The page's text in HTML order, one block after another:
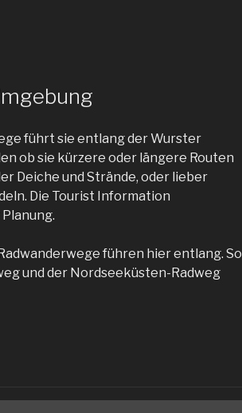
führt sie entlang der Wurster
ob sie kürzere oder längere Routen
Deiche und Strände, oder lieber
Die Tourist Information
führen hier entlang. So
und der Nordseeküsten-Radweg